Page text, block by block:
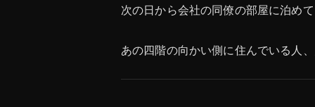
次の日から会社の同僚の部屋に泊め
あの四階の向かい側に住んでいる人